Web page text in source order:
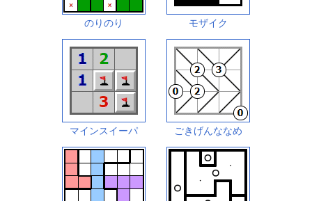
のりのり モザイク
マインスイーパ ごきげんななめ